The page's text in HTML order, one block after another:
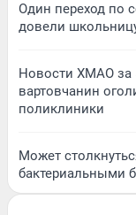
Один переход по
довели
Новости ХМАО за
вартовчанин
поликлиники
Может
бактериальными